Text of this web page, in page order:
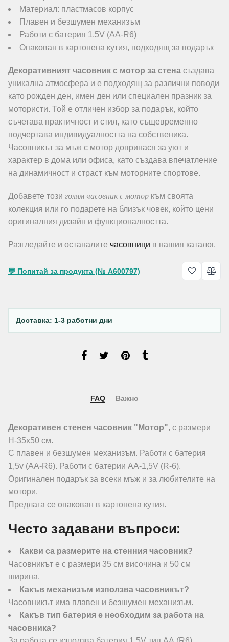
Материал: пластмасов корпус
Плавен и безшумен механизъм
Работи с батерия 1,5V (AA-R6)
Опакован в картонена кутия, подходящ за подарък
Декоративният часовник с мотор за стена създава
уникална атмосфера и е подходящ за различни поводи
като рожден ден, имен ден или специален празник за
мотористи. Той е отличен избор за подарък, който
съчетава практичност и стил, като същевременно
подчертава индивидуалността на собственика.
Часовникът за мъж с мотор допринася за уют и
характер в дома или офиса, като създава впечатление
на динамичност и страст към моторните спортове.
Добавете този голям часовник с мотор към своята
колекция или го подарете на близък човек, който цени
оригиналния дизайн и функционалността.
Разгледайте и останалите часовници в нашия каталог.
💬 Попитай за продукта (№ A600797)
Доставка: 1-3 работни дни
FAQ Важно
Декоративен стенен часовник "Мотор", с размери
Н-35х50 см.
С плавен и безшумен механизъм. Работи с батерия
1,5v (АА-R6). Работи с батерии АА-1,5V (R-6).
Оригинален подарък за всеки мъж и за любителите на
мотори.
Предлага се опакован в картонена кутия.
Често задавани въпроси:
Какви са размерите на стенния часовник?
Часовникът е с размери 35 см височина и 50 см
ширина.
Какъв механизъм използва часовникът?
Часовникът има плавен и безшумен механизъм.
Какъв тип батерия е необходим за работа на
часовника?